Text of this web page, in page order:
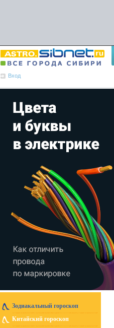
Вход
Зодиакальный гороскоп
Китайский гороскоп